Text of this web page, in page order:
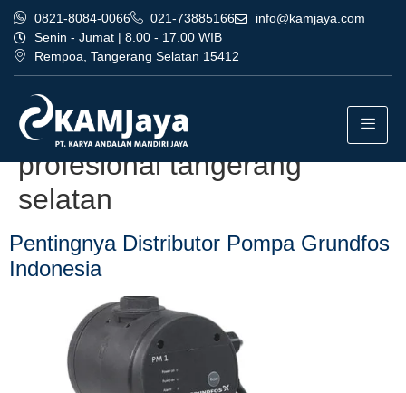
0821-8084-0066 021-73885166
info@kamjaya.com
Senin - Jumat | 8.00 - 17.00 WIB
Rempoa, Tangerang Selatan 15412
Tag:
grundfos indonesia
profesional tangerang
selatan
Pentingnya Distributor Pompa Grundfos
Indonesia